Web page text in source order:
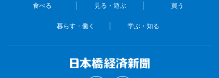
食べる 見る・遊ぶ 買う
暮らす・働く 学ぶ・知る